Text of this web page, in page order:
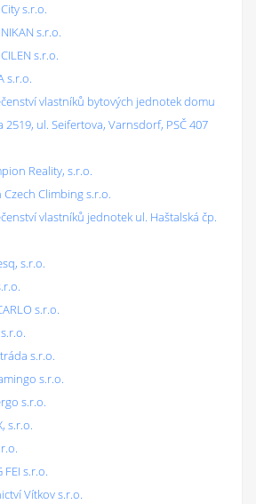
s.r.o.
s.r.o.
s.r.o.
s.r.o.
vlastníků bytových jednotek domu
2519, ul. Seifertova, Varnsdorf, PSČ 407
Reality, s.r.o.
Czech Climbing s.r.o.
vlastníků jednotek ul. Haštalská čp.
s.r.o.
s.r.o.
s.r.o.
s.r.o.
s.r.o.
s.r.o.
FEI s.r.o.
Vítkov s.r.o.